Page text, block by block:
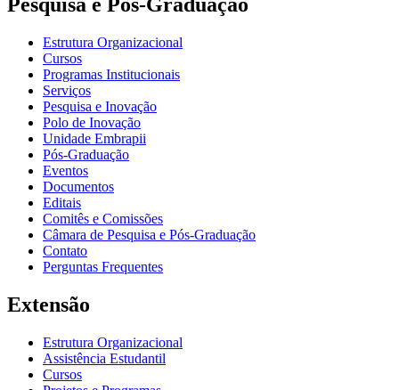
Estrutura Organizacional
Cursos
Programas Institucionais
Serviços
Pesquisa e Inovação
Polo de Inovação
Unidade Embrapii
Pós-Graduação
Eventos
Documentos
Editais
Comitês e Comissões
Câmara de Pesquisa e Pós-Graduação
Contato
Perguntas Frequentes
Extensão
Estrutura Organizacional
Assistência Estudantil
Cursos